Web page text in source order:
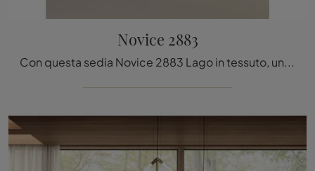
Novice 2883
Con questa sedia Novice 2883 Lago in tessuto, una tra le nostre sedute fisse design, potrai impreziosire i tuoi spazi.